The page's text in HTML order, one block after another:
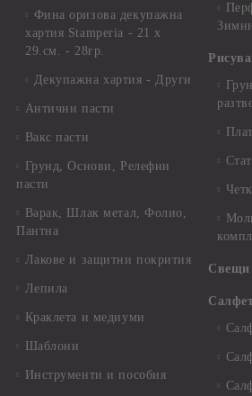
Фина оризова декупажна
хартия Stamperia - 21 х
29.см. - 28гр.
Декупажна хартия - Други
Антични пасти
Вакс пасти
Грунд, Основи, Релефни
пасти
Варак, Шлак метал, Фолио,
Пантна
Лакове и защитни покрития
Лепила
Краклета и медиуми
Шаблони
Инструменти и пособия
Свещи